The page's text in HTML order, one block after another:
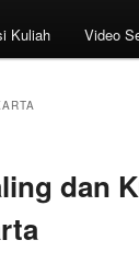
Kuliah Video
dan